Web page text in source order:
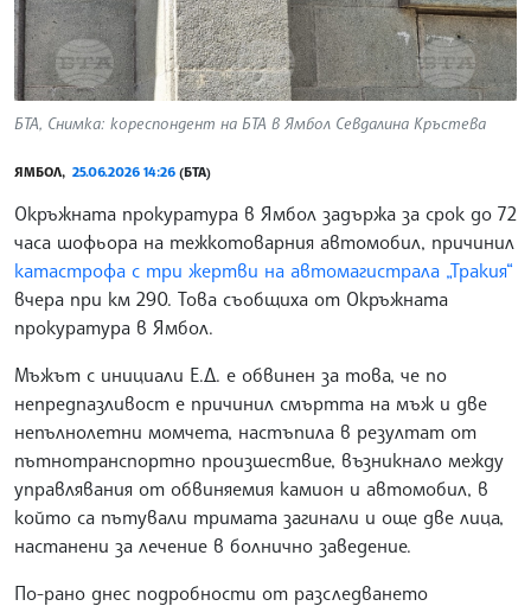
БТА, Снимка: кореспондент на БТА в Ямбол Севдалина Кръстева
ЯМБОЛ, 25.06.2026 14:26 (БТА)
Окръжната прокуратура в Ямбол задържа за срок до 72
часа шофьора на тежкотоварния автомобил, причинил
катастрофа с три жертви на автомагистрала „Тракия“
вчера при км 290. Това съобщиха от Окръжната
прокуратура в Ямбол.
Мъжът с инициали Е.Д. е обвинен за това, че по
непредпазливост е причинил смъртта на мъж и две
непълнолетни момчета, настъпила в резултат от
пътнотранспортно произшествие, възникнало между
управлявания от обвиняемия камион и автомобил, в
който са пътували тримата загинали и още две лица,
настанени за лечение в болнично заведение.
По-рано днес подробности от разследването